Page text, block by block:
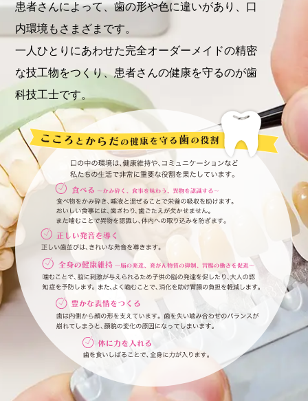
患者さんによって、歯の形や色に違いがあり、口
内環境もさまざまです。
一人ひとりにあわせた完全オーダーメイドの精密
な技工物をつくり、患者さんの健康を守るのが歯
科技工士です。